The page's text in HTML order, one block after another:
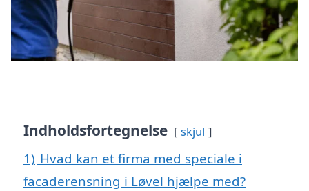
Indholdsfortegnelse skjul
1) Hvad kan et firma med speciale i
facaderensning i Løvel hjælpe med?